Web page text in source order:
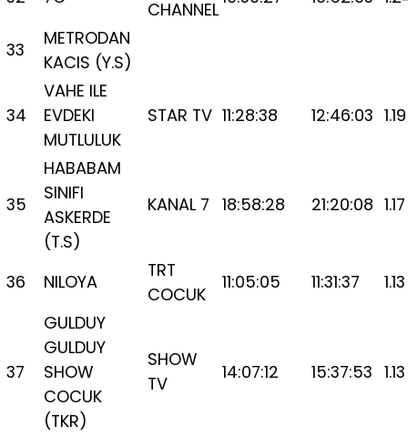
CHANNEL
33
METRODAN
KACIS (Y.S)
34
VAHE ILE
EVDEKI
MUTLULUK
STAR TV 11:28:38 12:46:03 1.19
35
HABABAM
SINIFI
ASKERDE
(T.S)
KANAL 7 18:58:28 21:20:08 1.17
36 NILOYA
TRT
COCUK
11:05:05 11:31:37 1.13
37
GULDUY
GULDUY
SHOW
COCUK
(TKR)
SHOW
TV
14:07:12 15:37:53 1.13